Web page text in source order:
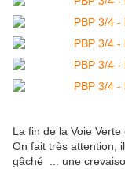
La fin de la Voie
On fait très attention,
gâché ... une